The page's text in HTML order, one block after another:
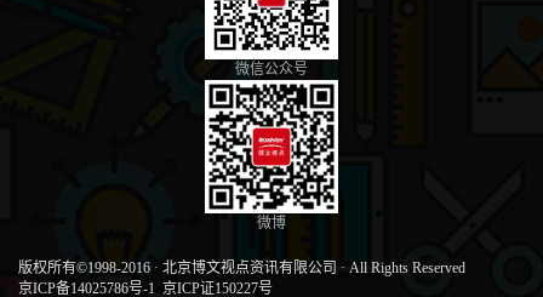
微信公众号
微博
版权所有©1998-2016 · 北京博文视点资讯有限公司 · All Rights Reserved
京ICP备14025786号-1 京ICP证150227号